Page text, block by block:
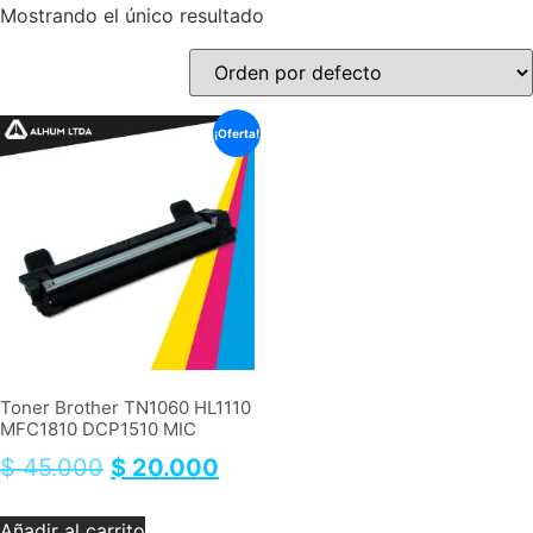
Mostrando el único resultado
¡Oferta!
Toner Brother TN1060 HL1110
MFC1810 DCP1510 MIC
$45.000 $ 20.000